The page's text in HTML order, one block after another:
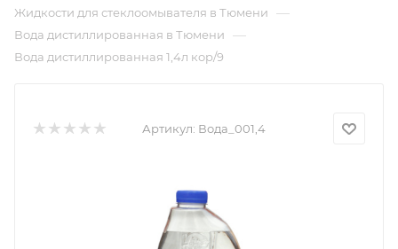
Жидкости для стеклоомывателя в Тюмени —
Вода дистиллированная в Тюмени —
Вода дистиллированная 1,4л кор/9
Артикул: Вода_001,4